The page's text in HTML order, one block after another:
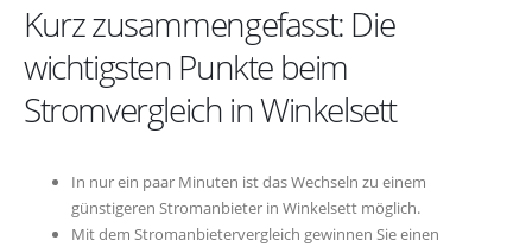
Kurz zusammengefasst: Die
wichtigsten Punkte beim
Stromvergleich in Winkelsett
In nur ein paar Minuten ist das Wechseln zu einem
günstigeren Stromanbieter in Winkelsett möglich.
Mit dem Stromanbietervergleich gewinnen Sie einen